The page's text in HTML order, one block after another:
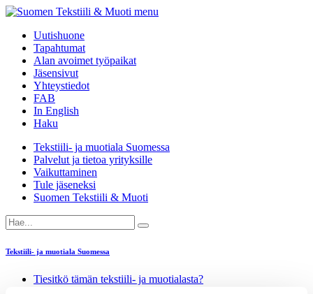
menu
Uutishuone
Tapahtumat
Alan avoimet työpaikat
Jäsensivut
Yhteystiedot
FAB
In English
Haku
Tekstiili- ja muotiala Suomessa
Palvelut ja tietoa yrityksille
Vaikuttaminen
Tule jäseneksi
Suomen Tekstiili & Muoti
Tekstiili- ja muotiala Suomessa
Tiesitkö tämän tekstiili- ja muotialasta?